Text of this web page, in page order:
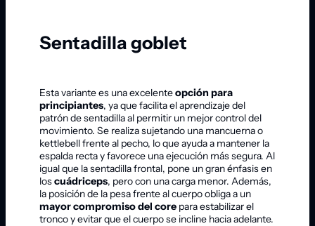
Sentadilla goblet
Esta variante es una excelenteopción para
principiantes, ya que facilita el aprendizaje del
patrón de sentadilla al permitir un mejor control del
movimiento. Se realiza sujetando una mancuerna o
kettlebell frente al pecho, lo que ayuda a mantener la
espalda recta y favorece una ejecución más segura. Al
igual que la sentadilla frontal, pone un gran énfasis en
loscuádriceps, pero con una carga menor. Además,
la posición de la pesa frente al cuerpo obliga a un
mayor compromiso del core para estabilizar el
tronco y evitar que el cuerpo se incline hacia adelante.